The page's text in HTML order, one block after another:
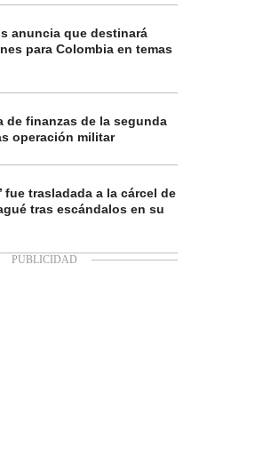
anuncia que destinará
para Colombia en temas
de finanzas de la segunda
operación militar
fue trasladada a la cárcel de
tras escándalos en su